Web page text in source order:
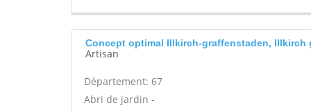
Concept optimal Illkirch-graffenstaden, Illkirch
Artisan
Département: 67
Abri de jardin -